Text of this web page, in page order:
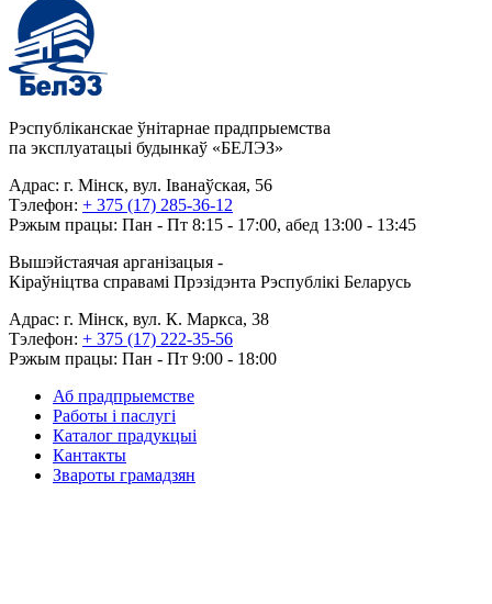
Рэспубліканскае ўнітарнае прадпрыемства
па эксплуатацыі будынкаў «БЕЛЭЗ»
Адрас: г. Мінск, вул. Іванаўская, 56
Тэлефон: + 375 (17) 285-36-12
Рэжым працы: Пан - Пт 8:15 - 17:00, абед 13:00 - 13:45
Вышэйстаячая арганізацыя -
Кіраўніцтва справамі Прэзідэнта Рэспублікі Беларусь
Адрас: г. Мінск, вул. К. Маркса, 38
Тэлефон: + 375 (17) 222-35-56
Рэжым працы: Пан - Пт 9:00 - 18:00
Аб прадпрыемстве
Работы і паслугі
Каталог прадукцыі
Кантакты
Звароты грамадзян